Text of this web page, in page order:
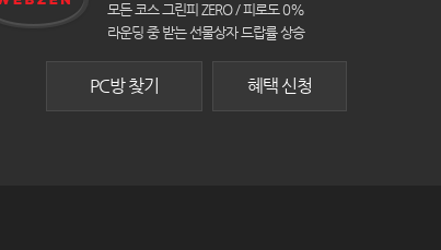
모든 코스 그린피 ZERO / 피로도 0%
라운딩 중 받는 선물상자 드랍률 상승
혜택 신청
PC방 찾기